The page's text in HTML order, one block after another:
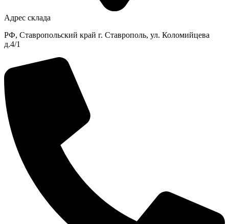
Адрес склада
РФ, Ставропольский край г. Ставрополь, ул. Коломийцева
д.4/1